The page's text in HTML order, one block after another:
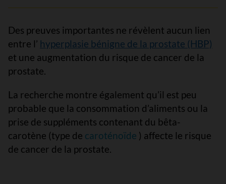
Des preuves importantes ne révèlent aucun lien
entre l’ hyperplasie bénigne de la prostate (HBP)
et une augmentation du risque de cancer de la
prostate.
La recherche montre également qu’il est peu
probable que la consommation d’aliments ou la
prise de suppléments contenant du bêta-
carotène (type de caroténoïde ) affecte le risque
de cancer de la prostate.